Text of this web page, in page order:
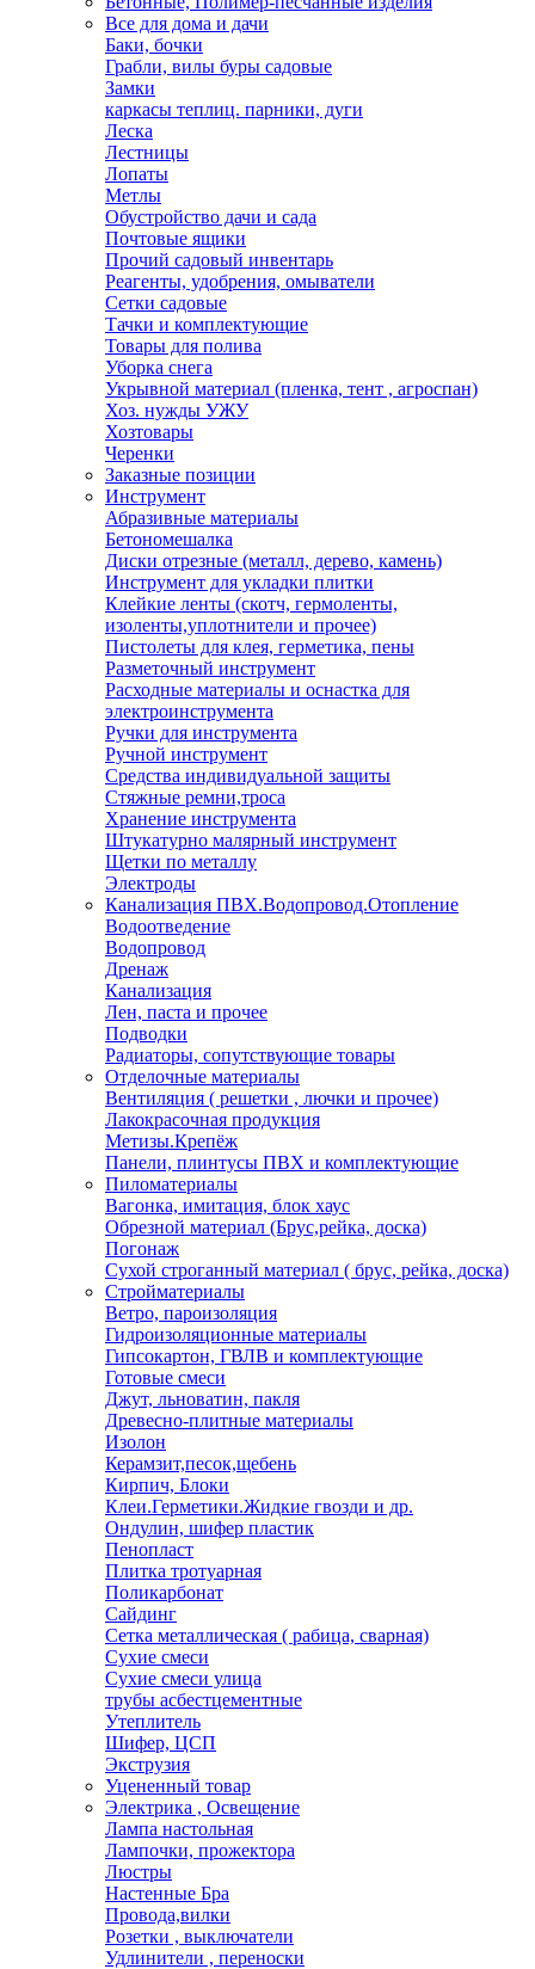
Все для дома и дачи
Баки, бочки
Грабли, вилы буры садовые
Замки
каркасы теплиц. парники, дуги
Леска
Лестницы
Лопаты
Метлы
Обустройство дачи и сада
Почтовые ящики
Прочий садовый инвентарь
Реагенты, удобрения, омыватели
Сетки садовые
Тачки и комплектующие
Товары для полива
Уборка снега
Укрывной материал (пленка, тент , агроспан)
Хоз. нужды УЖУ
Хозтовары
Черенки
Заказные позиции
Инструмент
Абразивные материалы
Бетономешалка
Диски отрезные (металл, дерево, камень)
Инструмент для укладки плитки
Клейкие ленты (скотч, гермоленты,
изоленты,уплотнители и прочее)
Пистолеты для клея, герметика, пены
Разметочный инструмент
Расходные материалы и оснастка для
электроинструмента
Ручки для инструмента
Ручной инструмент
Средства индивидуальной защиты
Стяжные ремни,троса
Хранение инструмента
Штукатурно малярный инструмент
Щетки по металлу
Электроды
Канализация ПВХ.Водопровод.Отопление
Водоотведение
Водопровод
Дренаж
Канализация
Лен, паста и прочее
Подводки
Радиаторы, сопутствующие товары
Отделочные материалы
Вентиляция ( решетки , лючки и прочее)
Лакокрасочная продукция
Метизы.Крепёж
Панели, плинтусы ПВХ и комплектующие
Пиломатериалы
Вагонка, имитация, блок хаус
Обрезной материал (Брус,рейка, доска)
Погонаж
Сухой строганный материал ( брус, рейка, доска)
Стройматериалы
Ветро, пароизоляция
Гидроизоляционные материалы
Гипсокартон, ГВЛВ и комплектующие
Готовые смеси
Джут, льноватин, пакля
Древесно-плитные материалы
Изолон
Керамзит,песок,щебень
Кирпич, Блоки
Клеи.Герметики.Жидкие гвозди и др.
Ондулин, шифер пластик
Пенопласт
Плитка тротуарная
Поликарбонат
Сайдинг
Сетка металлическая ( рабица, сварная)
Сухие смеси
Сухие смеси улица
трубы асбестцементные
Утеплитель
Шифер, ЦСП
Экструзия
Уцененный товар
Электрика , Освещение
Лампа настольная
Лампочки, прожектора
Люстры
Настенные Бра
Провода,вилки
Розетки , выключатели
Удлинители , переноски